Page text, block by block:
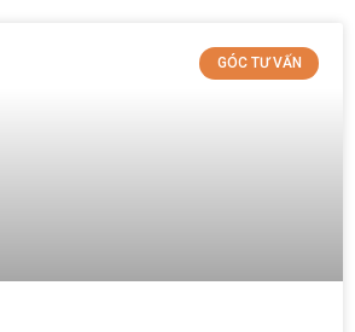
GÓC TƯ VẤN